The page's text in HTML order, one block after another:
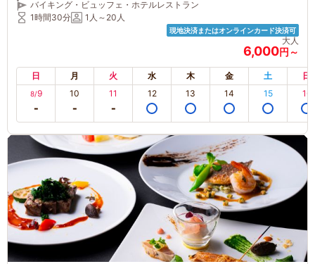
バイキング・ビュッフェ・ホテルレストラン
1時間30分
1人～20人
現地決済またはオンラインカード決済可
大人
6,000円～
日 月 火 水 木 金 土 日
8/9 10 11 12 13 14 15 16